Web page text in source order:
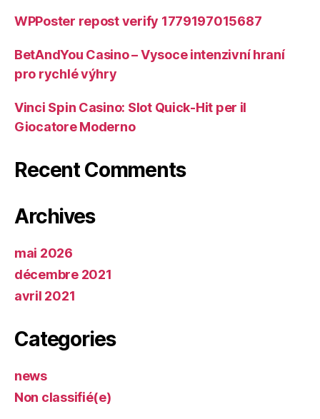
WPPoster repost verify 1779197015687
BetAndYou Casino – Vysoce intenzivní hraní
pro rychlé výhry
Vinci Spin Casino: Slot Quick‑Hit per il
Giocatore Moderno
Recent Comments
Archives
mai 2026
décembre 2021
avril 2021
Categories
news
Non classifié(e)